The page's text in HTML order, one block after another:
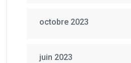
octobre 2023
juin 2023